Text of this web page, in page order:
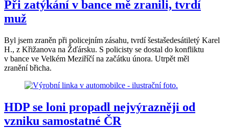
Při zatýkání v bance mě zranili, tvrdí
muž
Byl jsem zraněn při policejním zásahu, tvrdí šestašedesátiletý Karel
H., z Křižanova na Žďársku. S policisty se dostal do konfliktu
v bance ve Velkém Meziříčí na začátku února. Utrpět měl
zranění břicha.
HDP se loni propadl nejvýrazněji od
vzniku samostatné ČR